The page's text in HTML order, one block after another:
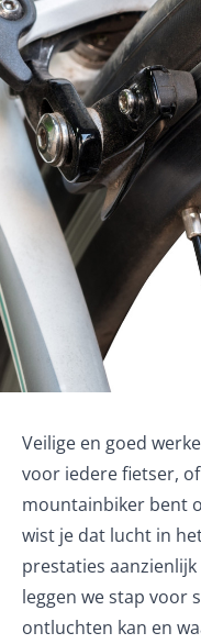
Veilige en goed
voor iedere fietser,
mountainbiker bent
wist je dat lucht in
prestaties
leggen we stap voor
ontluchten kan en